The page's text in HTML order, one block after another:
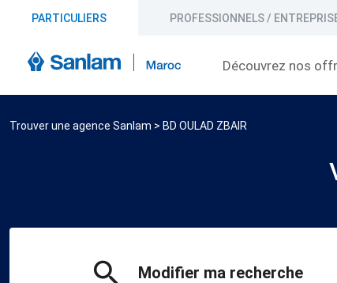
PARTICULIERS PROFESSIONNELS /
Découvrez nos
Trouver une agence Sanlam > BD OULAD ZBAIR
Modifier ma recherche